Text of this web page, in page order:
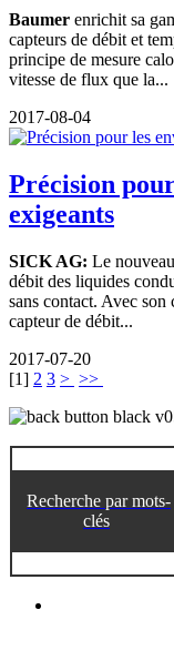
Baumer enrichit sa
capteurs de débit et
principe de mesure
vitesse de flux que la...
2017-08-04
Précision
exigeants
SICK AG: Le
débit des liquides
sans contact. Avec
capteur de débit...
2017-07-20
[1] 2 3 > >>
Recherche par mots-
clés